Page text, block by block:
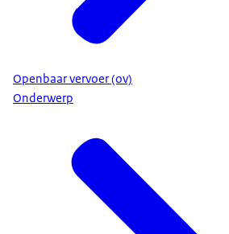
Openbaar vervoer (ov)
Onderwerp